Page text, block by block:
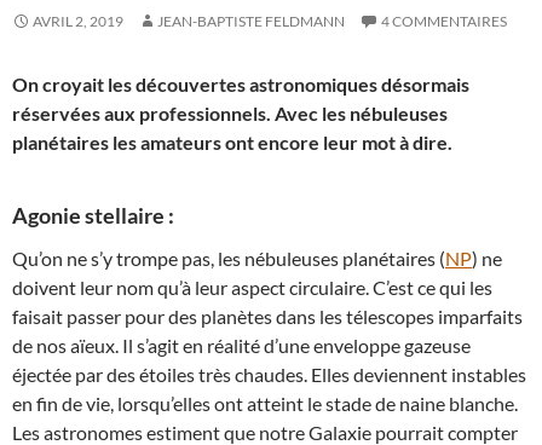
AVRIL 2, 2019 JEAN-BAPTISTE FELDMANN 4 COMMENTAIRES
On croyait les découvertes astronomiques désormais
réservées aux professionnels. Avec les nébuleuses
planétaires les amateurs ont encore leur mot à dire.
Agonie stellaire :
Qu’on ne s’y trompe pas, les nébuleuses planétaires (NP) ne
doivent leur nom qu’à leur aspect circulaire. C’est ce qui les
faisait passer pour des planètes dans les télescopes imparfaits
de nos aïeux. Il s’agit en réalité d’une enveloppe gazeuse
éjectée par des étoiles très chaudes. Elles deviennent instables
en fin de vie, lorsqu’elles ont atteint le stade de naine blanche.
Les astronomes estiment que notre Galaxie pourrait compter